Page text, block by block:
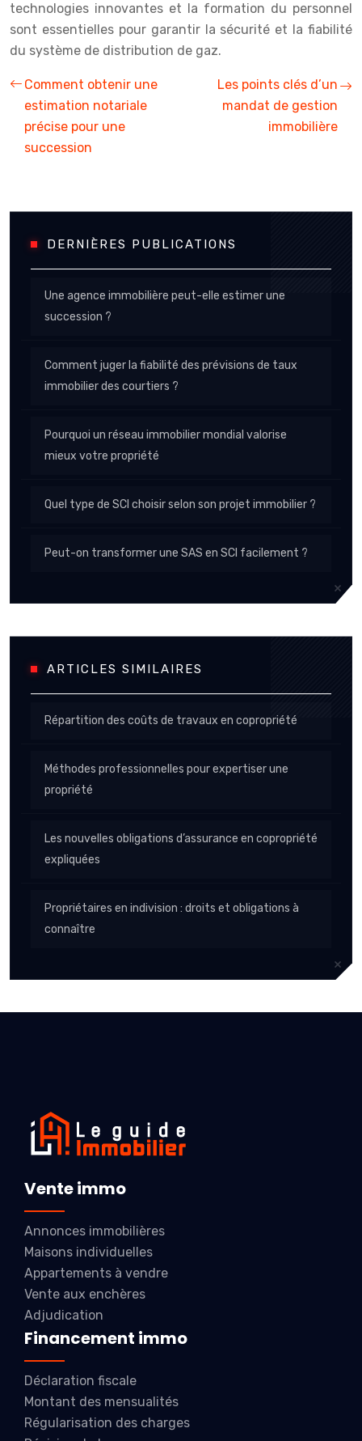
technologies innovantes et la formation du personnel
sont essentielles pour garantir la sécurité et la fiabilité
du système de distribution de gaz.
Comment obtenir une
estimation notariale
précise pour une
succession
Les points clés d’un
mandat de gestion
immobilière
DERNIÈRES PUBLICATIONS
Une agence immobilière peut-elle estimer une
succession ?
Comment juger la fiabilité des prévisions de taux
immobilier des courtiers ?
Pourquoi un réseau immobilier mondial valorise
mieux votre propriété
Quel type de SCI choisir selon son projet immobilier ?
Peut-on transformer une SAS en SCI facilement ?
ARTICLES SIMILAIRES
Répartition des coûts de travaux en copropriété
Méthodes professionnelles pour expertiser une
propriété
Les nouvelles obligations d’assurance en copropriété
expliquées
Propriétaires en indivision : droits et obligations à
connaître
Vente immo
Annonces immobilières
Maisons individuelles
Appartements à vendre
Vente aux enchères
Adjudication
Financement immo
Déclaration fiscale
Montant des mensualités
Régularisation des charges